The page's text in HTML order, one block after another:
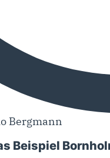
Bergmann
Beispiel